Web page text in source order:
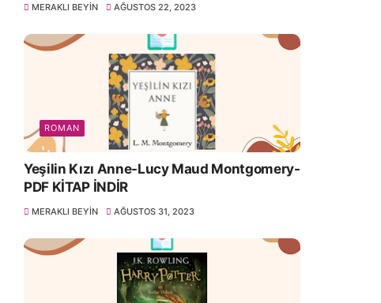
MERAKLI BEYIN AĞUSTOS 22, 2023
ROMAN
Yeşilin Kızı Anne-Lucy Maud Montgomery-
PDF KİTAP İNDİR
MERAKLI BEYIN AĞUSTOS 31, 2023